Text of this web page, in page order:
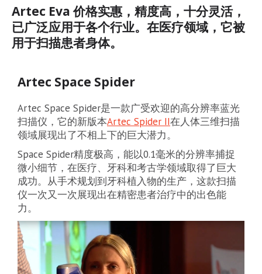
Artec Eva 价格实惠，精度高，十分灵活，
已广泛应用于各个行业。在医疗领域，它被
用于扫描患者身体。
Artec Space Spider
Artec Space Spider是一款广受欢迎的高分辨率蓝光
扫描仪，它的新版本Artec Spider II在人体三维扫描
领域展现出了不相上下的巨大潜力。
Space Spider精度极高，能以0.1毫米的分辨率捕捉
微小细节，在医疗、牙科和考古学领域取得了巨大
成功。从手术规划到牙科植入物的生产，这款扫描
仪一次又一次展现出在精密患者治疗中的出色能
力。